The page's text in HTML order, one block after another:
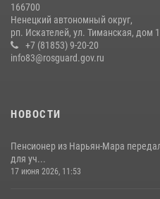
166700
Ненецкий автономный округ,
рп. Искателей, ул. Тиманская, дом
+7 (81853) 9-20-20
info83@rosguard.gov.ru
НОВОСТИ
Пенсионер из Нарьян-Мара
для уч...
17 июня 2026, 11:53